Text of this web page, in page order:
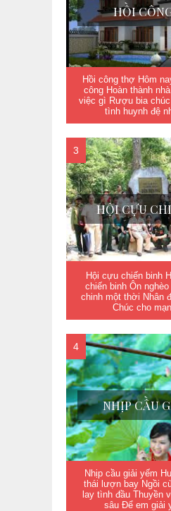
HỒI
Hồi công thợ Hôm
công Hoàn thành
việc gì Rượu bia
tình huynh đệ
HỘI CỰU
Hội cựu chiến binh
chiến binh Ôn
chinh một thời Nhân
Chúc cho
NHỊP CẦU
Nhịp cầu giải yếm
thái lượn bay Ngồi
lay tình đầu Thuyền
sâu Để em giải